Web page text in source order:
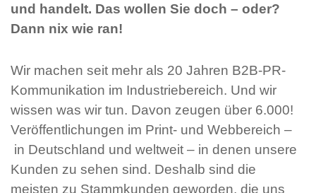
und handelt. Das wollen Sie doch – oder?
Dann nix wie ran!
Wir machen seit mehr als 20 Jahren B2B-PR-
Kommunikation im Industriebereich. Und wir
wissen was wir tun. Davon zeugen über 6.000!
Veröffentlichungen im Print- und Webbereich –
in Deutschland und weltweit – in denen unsere
Kunden zu sehen sind. Deshalb sind die
meisten zu Stammkunden geworden, die uns